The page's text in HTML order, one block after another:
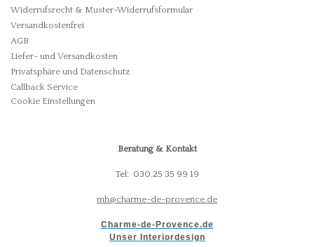
Widerrufsrecht & Muster-Widerrufsformular
Versandkostenfrei
AGB
Liefer- und Versandkosten
Privatsphäre und Datenschutz
Callback Service
Cookie Einstellungen
Beratung & Kontakt
Tel: 030.25 35 99 19
mh@charme-de-provence.de
Charme-de-Provence.de
Unser Interiordesign